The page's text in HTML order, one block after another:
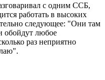
с одним ССБ,
работать в высоких
следующее: "Они там
обойдут любое
раз неприятно